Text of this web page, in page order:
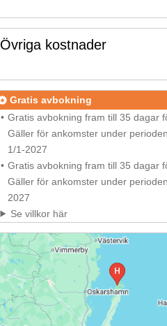
Övriga kostnader
Gratis avbokning
Gratis avbokning fram till 35 dagar
Gäller för ankomster under
1/1-2027
Gratis avbokning fram till 35 dagar
Gäller för ankomster under
2027
Se villkor här